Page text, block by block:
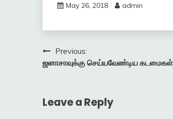
May 26, 2018 admin
Post
navigation
Previous:
ஜனாசாவுக்கு செய்யவேண்டிய
Leave a Reply